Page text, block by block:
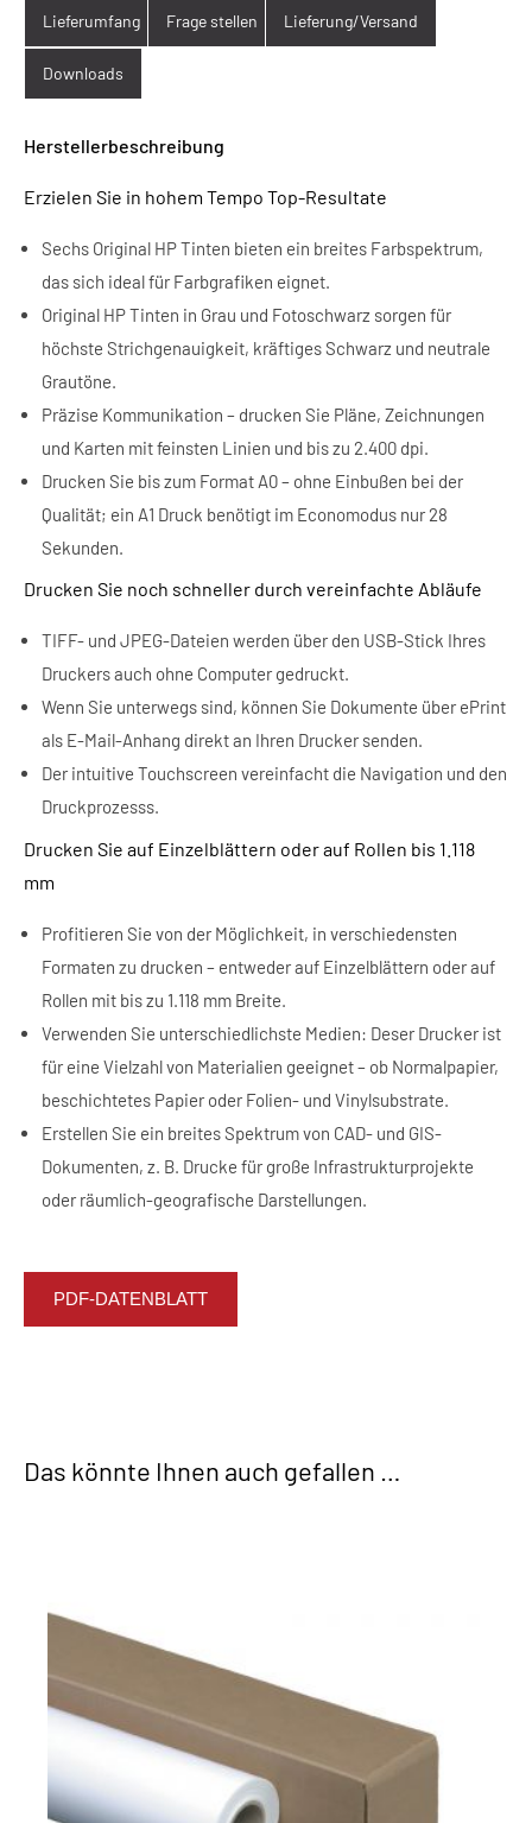
Lieferumfang Frage stellen Lieferung/Versand
Downloads
Herstellerbeschreibung
Erzielen Sie in hohem Tempo Top-Resultate
Sechs Original HP Tinten bieten ein breites Farbspektrum,
das sich ideal für Farbgrafiken eignet.
Original HP Tinten in Grau und Fotoschwarz sorgen für
höchste Strichgenauigkeit, kräftiges Schwarz und neutrale
Grautöne.
Präzise Kommunikation – drucken Sie Pläne, Zeichnungen
und Karten mit feinsten Linien und bis zu 2.400 dpi.
Drucken Sie bis zum Format A0 – ohne Einbußen bei der
Qualität; ein A1 Druck benötigt im Economodus nur 28
Sekunden.
Drucken Sie noch schneller durch vereinfachte Abläufe
TIFF- und JPEG-Dateien werden über den USB-Stick Ihres
Druckers auch ohne Computer gedruckt.
Wenn Sie unterwegs sind, können Sie Dokumente über ePrint
als E-Mail-Anhang direkt an Ihren Drucker senden.
Der intuitive Touchscreen vereinfacht die Navigation und den
Druckprozesss.
Drucken Sie auf Einzelblättern oder auf Rollen bis 1.118
mm
Profitieren Sie von der Möglichkeit, in verschiedensten
Formaten zu drucken – entweder auf Einzelblättern oder auf
Rollen mit bis zu 1.118 mm Breite.
Verwenden Sie unterschiedlichste Medien: Deser Drucker ist
für eine Vielzahl von Materialien geeignet – ob Normalpapier,
beschichtetes Papier oder Folien- und Vinylsubstrate.
Erstellen Sie ein breites Spektrum von CAD- und GIS-
Dokumenten, z. B. Drucke für große Infrastrukturprojekte
oder räumlich-geografische Darstellungen.
PDF-DATENBLATT
Das könnte Ihnen auch gefallen …